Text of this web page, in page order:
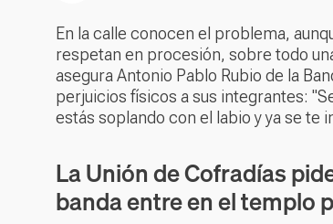
En la calle conocen el problema,
respetan en procesión, sobre todo
asegura Antonio Pablo Rubio de la
perjuicios físicos a sus integrantes:
estás soplando con el labio y ya se te
La Unión de Cofradías
banda entre en el templo